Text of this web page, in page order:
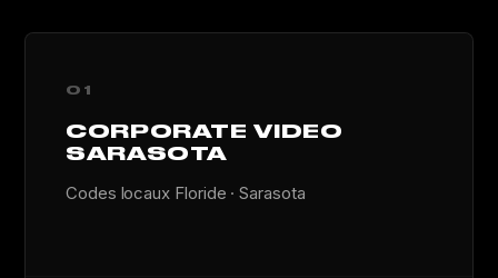
01
CORPORATE VIDEO
SARASOTA
Codes locaux Floride · Sarasota